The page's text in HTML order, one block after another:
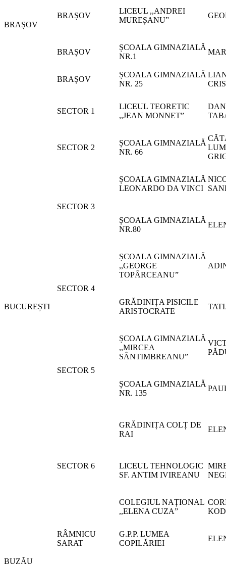
BRAȘOV
BRAȘOV
LICEUL ,,ANDREI
MUREȘANU”
BRAȘOV
ȘCOALA GIMNAZIALĂ
NR.1
BRAȘOV
ȘCOALA GIMNAZIALĂ
NR. 25
BUCUREȘTI
SECTOR 1
LICEUL TEORETIC
,,JEAN MONNET”
SECTOR 2
ȘCOALA GIMNAZIALĂ
NR. 66
SECTOR 3
ȘCOALA GIMNAZIALĂ
LEONARDO DA VINCI
ȘCOALA GIMNAZIALĂ
NR.80
SECTOR 4
ȘCOALA GIMNAZIALĂ
,,GEORGE
TOPÂRCEANU”
GRĂDINIȚA PISICILE
ARISTOCRATE
SECTOR 5
ȘCOALA GIMNAZIALĂ
,,MIRCEA
SÂNTIMBREANU”
ȘCOALA GIMNAZIALĂ
NR. 135
SECTOR 6
GRĂDINIȚA COLȚ DE
RAI
LICEUL TEHNOLOGIC
SF. ANTIM IVIREANU
COLEGIUL NAȚIONAL
,,ELENA CUZA”
BUZĂU
RÂMNICU
SARAT
G.P.P. LUMEA
COPILĂRIEI